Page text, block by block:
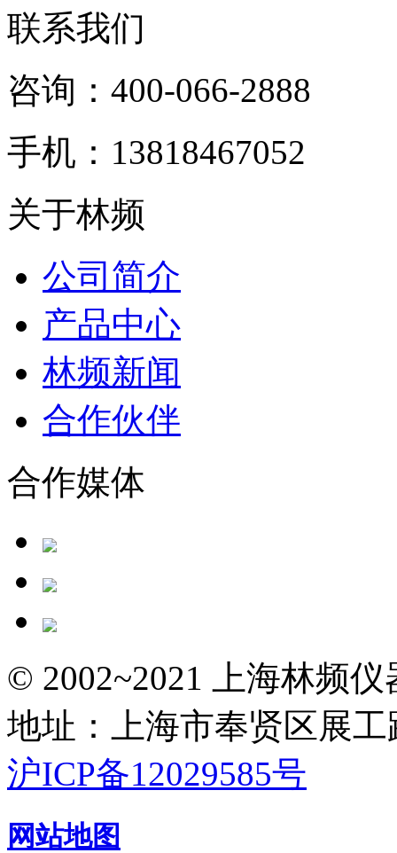
联系我们
咨询：400-066-2888
手机：13818467052
关于林频
公司简介
产品中心
林频新闻
合作伙伴
合作媒体
© 2002~2021 上海林频
地址：上海市奉贤区展工
沪ICP备12029585号
网站地图